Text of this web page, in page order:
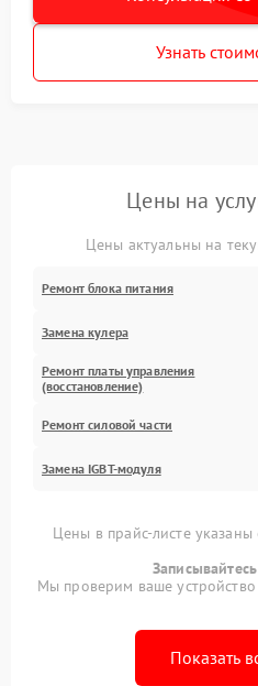
Узнать
Цены на
Цены актуальны на
Ремонт блока питания
Замена кулера
Ремонт платы управления
(восстановление)
Ремонт силовой части
Замена IGBT-модуля
Цены в прайс-листе
Мы проверим ваше
Показать